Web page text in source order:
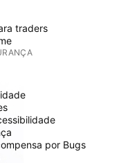
traders
por Bugs